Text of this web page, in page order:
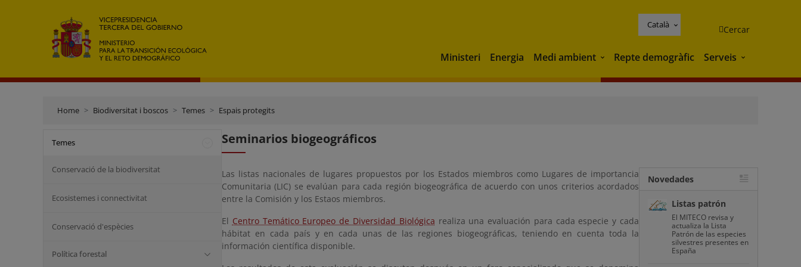
Català Cercar
Ministeri Energia Medi ambient Medi ambient
Repte demogràfic Serveis Serveis
Home Biodiversitat i boscos Temes Espais protegits
Temes
Conservació de la biodiversitat
Ecosistemes i connectivitat
Conservació d'espècies
Política forestal
Seminarios biogeográficos
Las listas nacionales de lugares propuestos por los Estados miembros como Lugares de importancia
Comunitaria (LIC) se evalúan para cada región biogeográfica de acuerdo con unos criterios acordados
entre la Comisión y los Estaos miembros.
El Centro Temático Europeo de Diversidad Biológica realiza una evaluación para cada especie y cada
hábitat en cada país y en cada unas de las regiones biogeográficas, teniendo en cuenta toda la
información científica disponible.
Novedades
Listas patrón
El MITECO revisa y
actualiza la Lista
Patrón de las especies
silvestres presentes en
España